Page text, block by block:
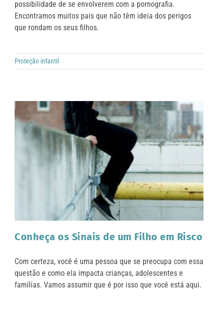
possibilidade de se envolverem com a pornografia.
Encontramos muitos pais que não têm ideia dos perigos
que rondam os seus filhos.
Proteção infantil
Conheça os Sinais de um Filho em Risco
Com certeza, você é uma pessoa que se preocupa com essa
questão e como ela impacta crianças, adolescentes e
famílias. Vamos assumir que é por isso que você está aqui.